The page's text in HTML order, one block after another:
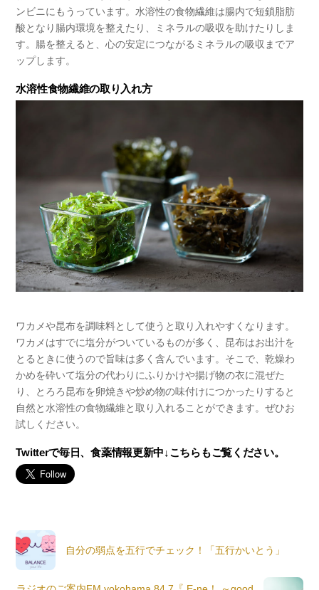
ンビニにもうっています。水溶性の食物繊維は腸内で短鎖脂肪
酸となり腸内環境を整えたり、ミネラルの吸収を助けたりしま
す。腸を整えると、心の安定につながるミネラルの吸収までア
ップします。
水溶性食物繊維の取り入れ方
ワカメや昆布を調味料として使うと取り入れやすくなります。
ワカメはすでに塩分がついているものが多く、昆布はお出汁を
とるときに使うので旨味は多く含んでいます。そこで、乾燥わ
かめを砕いて塩分の代わりにふりかけや揚げ物の衣に混ぜた
り、とろろ昆布を卵焼きや炒め物の味付けにつかったりすると
自然と水溶性の食物繊維と取り入れることができます。ぜひお
試しください。
Twitterで毎日、食薬情報更新中↓こちらもご覧ください。
自分の弱点を五行でチェック！「五行かいとう」